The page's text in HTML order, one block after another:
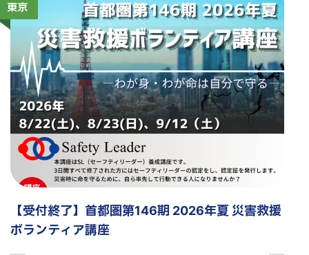
東京
【受付終了】首都圏第146期 2026年夏 災害救援
ボランティア講座